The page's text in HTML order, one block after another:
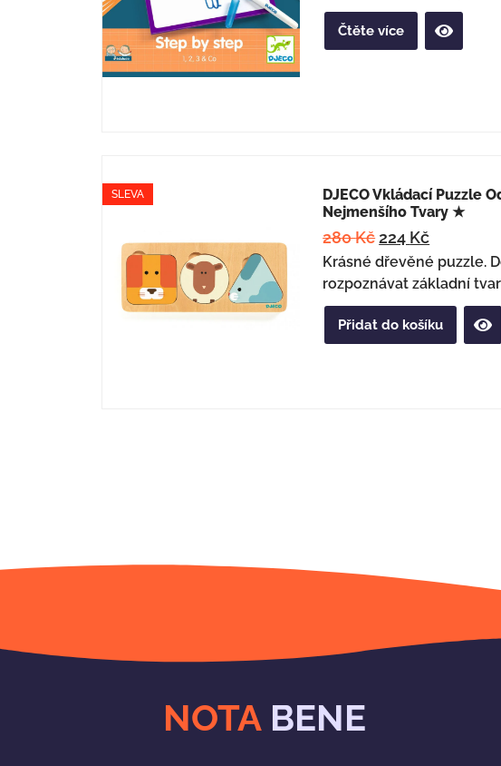
Čtěte více
SLEVA
DJECO Vkládací Puzzle
Nejmenšího Tvary ★
280Kč 224 Kč
Krásné dřevěné puzzle.
rozpoznávat základní
Přidat do košíku
NOTA BENE